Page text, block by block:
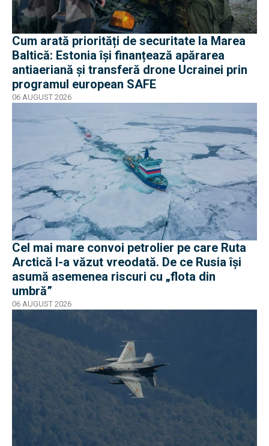
Cum arată priorități de securitate la Marea
Baltică: Estonia își finanțează apărarea
antiaeriană și transferă drone Ucrainei prin
programul european SAFE
06 AUGUST 2026
Cel mai mare convoi petrolier pe care Ruta
Arctică l-a văzut vreodată. De ce Rusia își
asumă asemenea riscuri cu „flota din
umbră”
06 AUGUST 2026